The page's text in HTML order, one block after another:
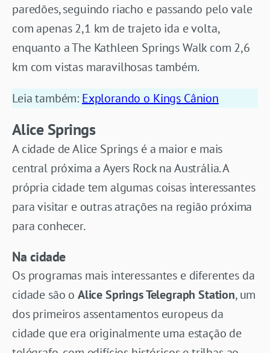
paredões, seguindo riacho e passando pelo vale
com apenas 2,1 km de trajeto ida e volta,
enquanto a The Kathleen Springs Walk com 2,6
km com vistas maravilhosas também.
Leia também: Explorando o Kings Cânion
Alice Springs
A cidade de Alice Springs é a maior e mais
central próxima a Ayers Rock na Austrália. A
própria cidade tem algumas coisas interessantes
para visitar e outras atrações na região próxima
para conhecer.
Na cidade
Os programas mais interessantes e diferentes da
cidade são o Alice Springs Telegraph Station, um
dos primeiros assentamentos europeus da
cidade que era originalmente uma estação de